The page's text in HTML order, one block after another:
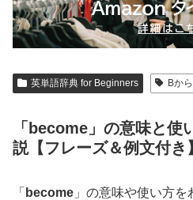
英単語辞典 for Beginners Bか
「become」の意味と使
説【フレーズ＆例文付き】
「 become 」の意味や使い方を